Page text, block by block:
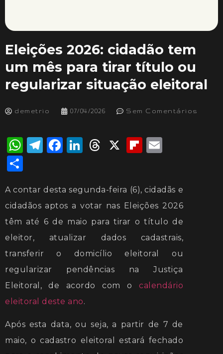
Eleições 2026: cidadão tem
um mês para tirar título ou
regularizar situação eleitoral
demetrio 07/04/2026 Sem Comentários
WhatsApp
Telegram
Facebook
LinkedIn
Threads
X Flipboard
A contar desta segunda-feira (6), cidadãs e
cidadãos aptos a votar nas Eleições 2026
têm até 6 de maio para tirar o título de
eleitor, atualizar dados cadastrais,
transferir o domicílio eleitoral ou
regularizar pendências na Justiça
Eleitoral, de acordo com o calendário
eleitoral deste ano.
Após esta data, ou seja, a partir de 7 de
maio, o cadastro eleitoral estará fechado